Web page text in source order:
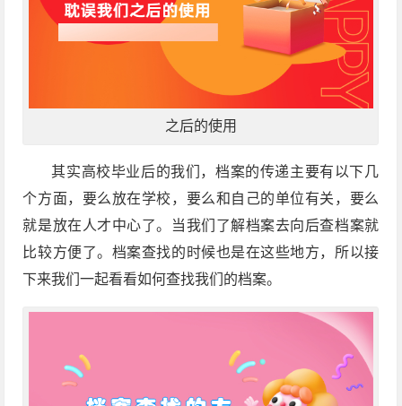
之后的使用
其实高校毕业后的我们，档案的传递主要有以下几
个方面，要么放在学校，要么和自己的单位有关，要么
就是放在人才中心了。当我们了解档案去向后查档案就
比较方便了。档案查找的时候也是在这些地方，所以接
下来我们一起看看如何查找我们的档案。